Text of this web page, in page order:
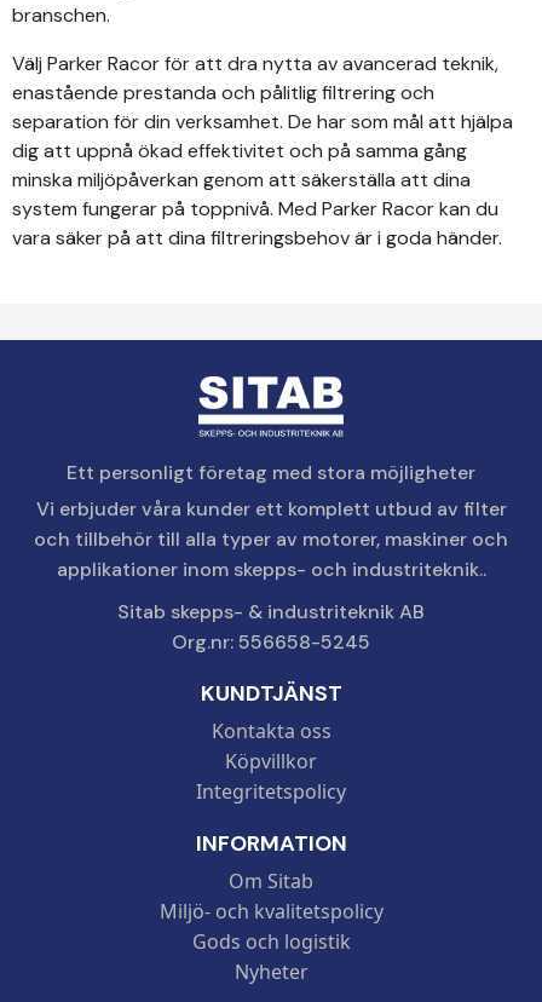
branschen.
Välj Parker Racor för att dra nytta av avancerad teknik,
enastående prestanda och pålitlig filtrering och
separation för din verksamhet. De har som mål att hjälpa
dig att uppnå ökad effektivitet och på samma gång
minska miljöpåverkan genom att säkerställa att dina
system fungerar på toppnivå. Med Parker Racor kan du
vara säker på att dina filtreringsbehov är i goda händer.
Ett personligt företag med stora möjligheter
Vi erbjuder våra kunder ett komplett utbud av filter
och tillbehör till alla typer av motorer, maskiner och
applikationer inom skepps- och industriteknik..
Sitab skepps- & industriteknik AB
Org.nr: 556658-5245
KUNDTJÄNST
Kontakta oss
Köpvillkor
Integritetspolicy
INFORMATION
Om Sitab
Miljö- och kvalitetspolicy
Gods och logistik
Nyheter